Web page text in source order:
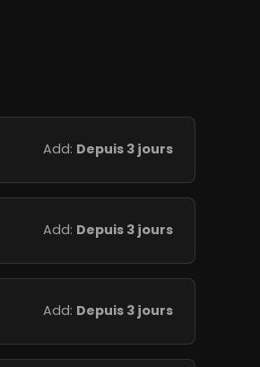
Add: Depuis 3 jours
Add: Depuis 3 jours
Add: Depuis 3 jours